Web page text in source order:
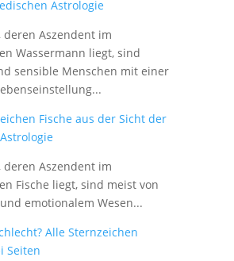
Astrologie
deren Aszendent im
Wassermann liegt, sind
sensible Menschen mit einer
Fische aus der Sicht der
deren Aszendent im
Fische liegt, sind meist von
emotionalem Wesen...
Alle Sternzeichen
Seiten